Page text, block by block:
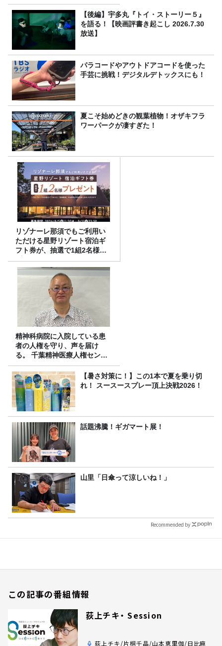
【後編】宇多丸『トイ・ストーリー５』
を語る！【映画評書き起こし 2026.7.30
放送】
パラコードやアウトドアコードを使った
手芸に挑戦！デジタルデトックスにも！
夏こそ始めどきの観葉植物！オザキフラ
ワーパークが凄すぎた！
リゾナーレ那須でもご利用い
ただける星野リゾート宿泊ギ
フト券が、抽選で1組2名様に
プレゼント！
精神科病院に入院している患
者の人権を守り、声を届け
る。 千葉精神医療人権センタ
ーの取り組み
【暑さ対策に！】この1本で夏を乗り切
れ！ スースースプレー頂上決戦2026！
話題沸騰！ギガマート展！
山里「日傘って涼しいね！」
Recommended by
この記事の番組情報
荻上チキ・ Session
荻上チキ/片桐千晶/山本恵里伽/日比麻